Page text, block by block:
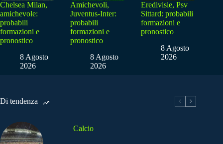
Chelsea Milan,
amichevole:
probabili
formazioni e
pronostico
8 Agosto
2026
Amichevoli,
Juventus-Inter:
probabili
formazioni e
pronostico
8 Agosto
2026
Eredivisie, Psv
Sittard: probabili
formazioni e
pronostico
8 Agosto
2026
Di tendenza
Calcio